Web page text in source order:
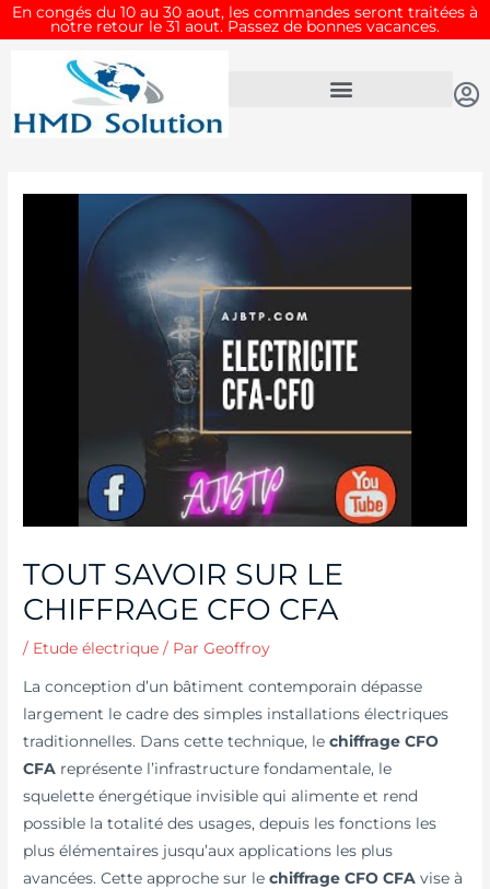
En congés du 10 au 30 aout, les commandes seront traitées à
notre retour le 31 aout. Passez de bonnes vacances.
Aller
au
TOUT SAVOIR SUR LE
CHIFFRAGE CFO CFA
/ Etude électrique / ParGeoffroy
La conception d’un bâtiment contemporain dépasse
largement le cadre des simples installations électriques
traditionnelles. Dans cette technique, lechiffrage CFO
CFA représente l’infrastructure fondamentale, le
squelette énergétique invisible qui alimente et rend
possible la totalité des usages, depuis les fonctions les
plus élémentaires jusqu’aux applications les plus
avancées. Cette approche sur lechiffrage CFO CFA vise à